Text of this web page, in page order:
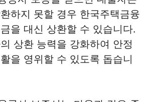
하지 못할 경우 한국주택금융
을 대신 상환할 수 있습니다.
상환 능력을 강화하여 안정
을 영위할 수 있도록 돕습니